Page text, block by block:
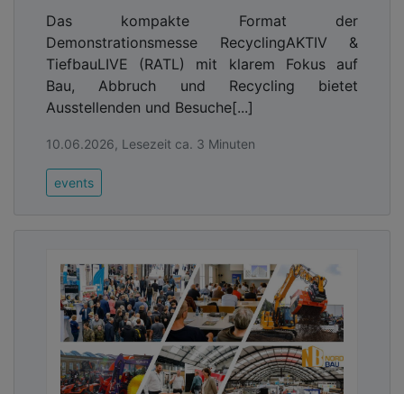
Das kompakte Format der
Demonstrationsmesse RecyclingAKTIV &
TiefbauLIVE (RATL) mit klarem Fokus auf
Bau, Abbruch und Recycling bietet
Ausstellenden und Besuche[...]
10.06.2026, Lesezeit ca. 3 Minuten
events